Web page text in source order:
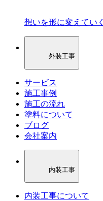
想いを形に変えていく
外装工事
サービス
施工事例
施工の流れ
塗料について
ブログ
会社案内
内装工事
内装工事について